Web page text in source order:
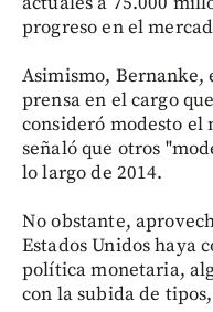
progreso en el
Asimismo, Bernanke,
prensa en el cargo
consideró modesto el
señaló que otros
lo largo de 2014.
No obstante,
Estados Unidos haya
política monetaria,
con la subida de